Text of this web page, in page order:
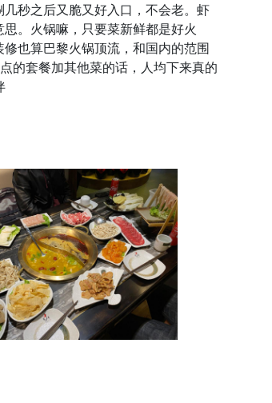
秒之后又脆又好入口，不会老。虾
。火锅嘛，只要菜新鲜都是好火
也算巴黎火锅顶流，和国内的范围
的套餐加其他菜的话，人均下来真的